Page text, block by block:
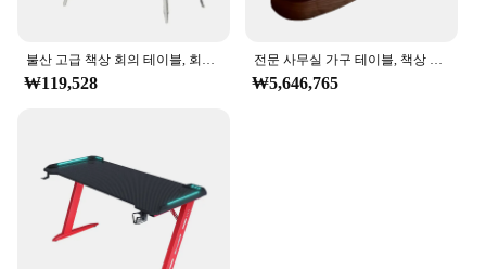
불산 고급 책상 회의 테이블, 회의실 테이블 및 의자 조합
₩119,528
전문 사무실 가구 테이블, 책상 서재 테이블, 코너 좌석 스탠딩, Scrivania Ufficio Lavoro 방 보조 홈
₩5,646,765